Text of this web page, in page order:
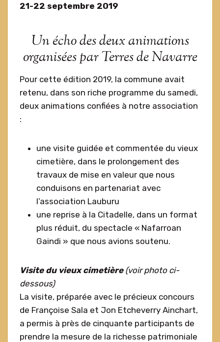
21-22 septembre 2019
Un écho des deux animations
organisées par Terres de Navarre
Pour cette édition 2019, la commune avait
retenu, dans son riche programme du samedi,
deux animations confiées à notre association
:
une visite guidée et commentée du vieux
cimetière, dans le prolongement des
travaux de mise en valeur que nous
conduisons en partenariat avec
l’association Lauburu
une reprise à la Citadelle, dans un format
plus réduit, du spectacle « Nafarroan
Gaindi » que nous avions soutenu.
Visite du vieux cimetière (voir photo ci-
dessous)
La visite, préparée avec le précieux concours
de Françoise Sala et Jon Etcheverry Ainchart,
a permis à près de cinquante participants de
prendre la mesure de la richesse patrimoniale